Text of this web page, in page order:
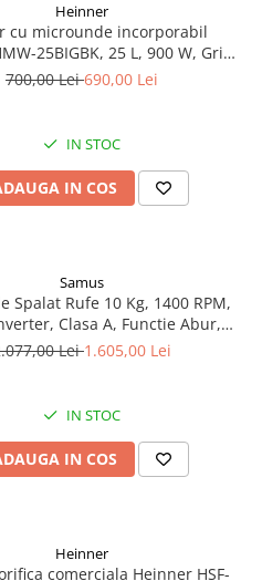
Heinner
cu microunde incorporabil
25BIGBK, 25 L, 900 W, Grill,
LCD, Sticla Neagra
700,00 Lei690,00 Lei
IN STOC
IN COS
Samus
Spalat Rufe 10 Kg, 1400 RPM,
Clasa A, Functie Abur,
LED, 16 Programe
Lei1.605,00 Lei
IN STOC
IN COS
Heinner
comerciala Heinner HSF-